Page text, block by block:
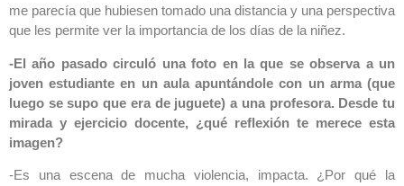
me parecía que hubiesen tomado una distancia y una perspectiva
que les permite ver la importancia de los días de la niñez.
-El año pasado circuló una foto en la que se observa a un
joven estudiante en un aula apuntándole con un arma (que
luego se supo que era de juguete) a una profesora. Desde tu
mirada y ejercicio docente, ¿qué reflexión te merece esta
imagen?
-Es una escena de mucha violencia, impacta. ¿Por qué la